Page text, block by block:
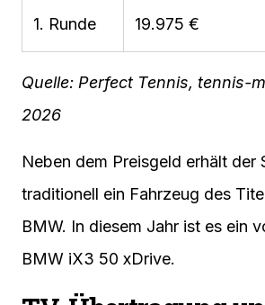
1. Runde 19.975 €
Quelle: Perfect Tennis, tennis-
2026
Neben dem Preisgeld erhält der
traditionell ein Fahrzeug des
BMW. In diesem Jahr ist es ein
BMW iX3 50 xDrive.